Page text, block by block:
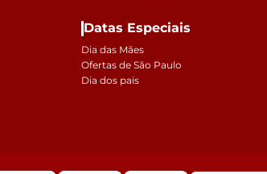
Datas Especiais
Dia das Mães
Ofertas de São Paulo
Dia dos pais